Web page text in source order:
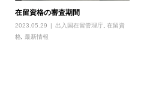
在留資格の審査期間
2023.05.29 出入国在留管理庁, 在留資
格, 最新情報